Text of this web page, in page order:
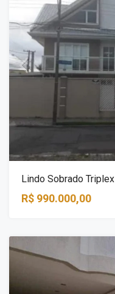
Lindo Sobrado Triplex
R$ 990.000,00